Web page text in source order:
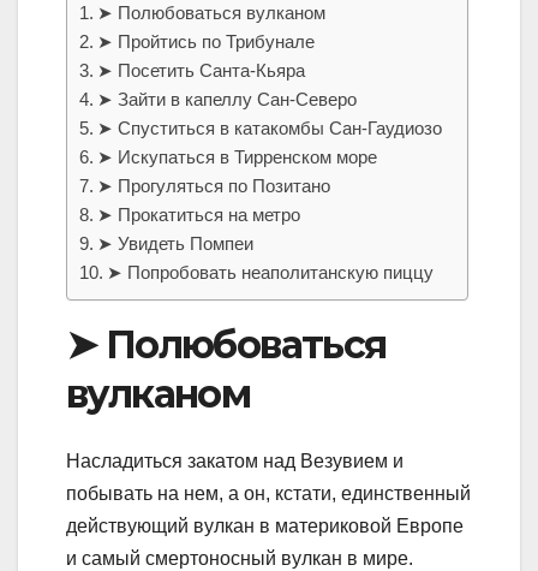
➤ Полюбоваться вулканом
➤ Пройтись по Трибунале
➤ Посетить Санта-Кьяра
➤ Зайти в капеллу Сан-Северо
➤ Спуститься в катакомбы Сан-Гаудиозо
➤ Искупаться в Тирренском море
➤ Прогуляться по Позитано
➤ Прокатиться на метро
➤ Увидеть Помпеи
➤ Попробовать неаполитанскую пиццу
➤ Полюбоваться
вулканом
Насладиться закатом над Везувием и
побывать на нем, а он, кстати, единственный
действующий вулкан в материковой Европе
и самый смертоносный вулкан в мире.